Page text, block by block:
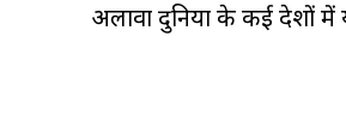
अलावा दुनिया के कई देशों में